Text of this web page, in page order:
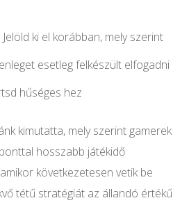
Jelöld ki el korábban, mely szerint
esetleg felkészült elfogadni
hűséges hez
kimutatta, mely szerint gamerek
hosszabb játékidő
következetesen vetik be
tétű stratégiát az állandó értékű